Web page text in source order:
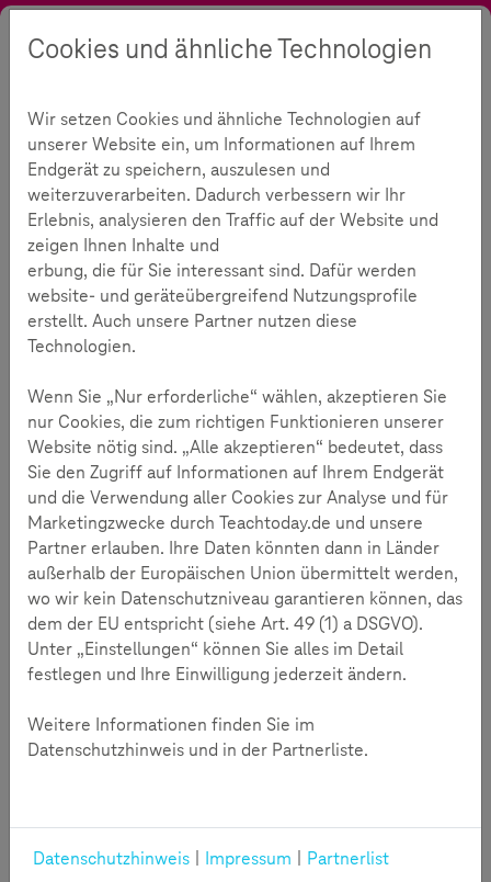
Suche Kontrast Sprache
Das erste eigene Handy
Multimediale Alleskönner
In nahezu allen Familien kommt früher oder später die
Smartphone bekommen sollen.
und wie wichtig Medienkompetenz bei Kindern ist.
Cookies und ähnliche Technologien
Wir setzen Cookies und ähnliche Technologien auf
unserer Website ein, um Informationen auf Ihrem
Endgerät zu speichern, auszulesen und
weiterzuverarbeiten. Dadurch verbessern wir Ihr
Erlebnis, analysieren den Traffic auf der Website und
zeigen Ihnen Inhalte und
erbung, die für Sie interessant sind. Dafür werden
website- und geräteübergreifend Nutzungsprofile
erstellt. Auch unsere Partner nutzen diese
Technologien.
Wenn Sie „Nur erforderliche“ wählen, akzeptieren Sie
nur Cookies, die zum richtigen Funktionieren unserer
Website nötig sind. „Alle akzeptieren“ bedeutet, dass
Sie den Zugriff auf Informationen auf Ihrem Endgerät
und die Verwendung aller Cookies zur Analyse und für
Marketingzwecke durch Teachtoday.de und unsere
Partner erlauben. Ihre Daten könnten dann in Länder
außerhalb der Europäischen Union übermittelt werden,
wo wir kein Datenschutzniveau garantieren können, das
dem der EU entspricht (siehe Art. 49 (1) a DSGVO).
Unter „Einstellungen“ können Sie alles im Detail
festlegen und Ihre Einwilligung jederzeit ändern.
Weitere Informationen finden Sie im
Datenschutzhinweis und in der Partnerliste.
Datenschutzhinweis Impressum
Partnerlist